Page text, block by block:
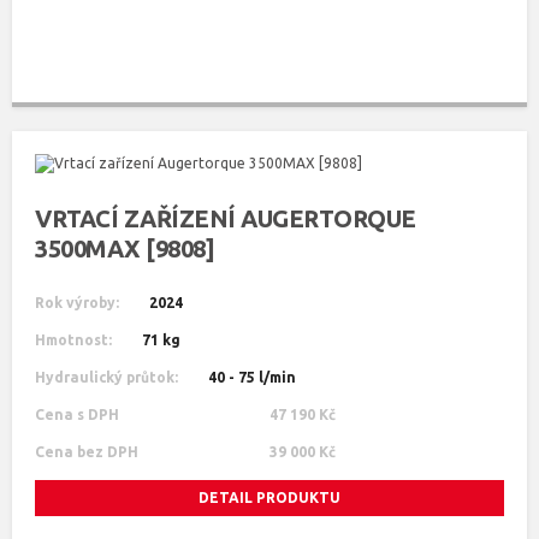
VRTACÍ ZAŘÍZENÍ AUGERTORQUE
3500MAX [9808]
Rok výroby: 2024
Hmotnost: 71 kg
Hydraulický průtok: 40 - 75 l/min
Cena s DPH 47 190 Kč
Cena bez DPH 39 000 Kč
DETAIL PRODUKTU